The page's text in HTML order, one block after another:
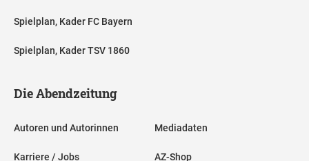
Spielplan, Kader FC Bayern
Spielplan, Kader TSV 1860
Die Abendzeitung
Autoren und Autorinnen
Karriere / Jobs
Mediadaten
AZ-Shop